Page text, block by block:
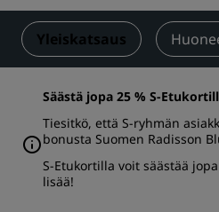
Yleiskatsaus
Säästä jopa 25 % S-
Tiesitkö, että S-ryhmän
bonusta Suomen Radisson
S-Etukortilla voit säästää
lisää!